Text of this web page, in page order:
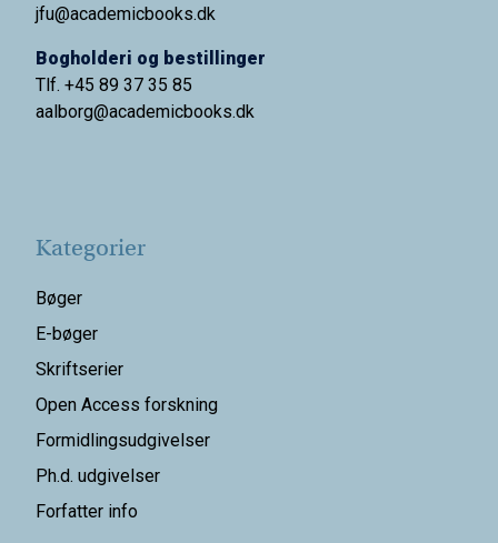
jfu@academicbooks.dk
Bogholderi og bestillinger
Tlf. +45 89 37 35 85
aalborg@academicbooks.dk
Kategorier
Bøger
E-bøger
Skriftserier
Open Access forskning
Formidlingsudgivelser
Ph.d. udgivelser
Forfatter info